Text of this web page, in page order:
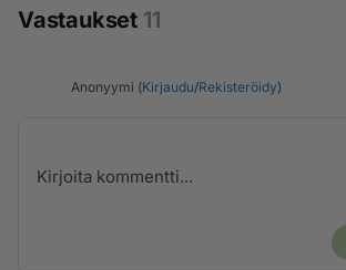
Vastaukset 11
Anonyymi (Kirjaudu/Rekisteröidy)